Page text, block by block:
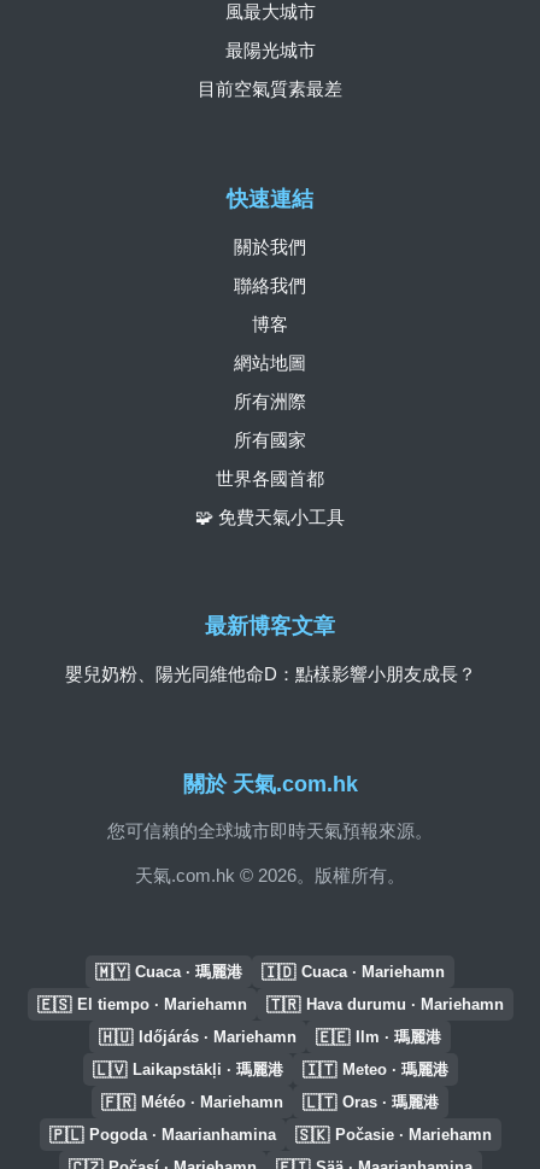
關於 天氣.com.hk
您可信賴的全球城市即時天氣預報來源。
天氣.com.hk © 2026。版權所有。
快速連結
關於我們
聯絡我們
博客
網站地圖
所有洲際
所有國家
世界各國首都
🧩 免費天氣小工具
風最大城市
最陽光城市
目前空氣質素最差
最新博客文章
嬰兒奶粉、陽光同維他命D：點樣影響小朋友成長？
🇲🇾 Cuaca · 瑪麗港 🇮🇩 Cuaca · Mariehamn
🇪🇸 El tiempo · Mariehamn 🇹🇷 Hava durumu · Mariehamn
🇭🇺 Időjárás · Mariehamn 🇪🇪 Ilm · 瑪麗港
🇱🇻 Laikapstākļi · 瑪麗港 🇮🇹 Meteo · 瑪麗港
🇫🇷 Météo · Mariehamn 🇱🇹 Oras · 瑪麗港
🇵🇱 Pogoda · Maarianhamina 🇸🇰 Počasie · Mariehamn